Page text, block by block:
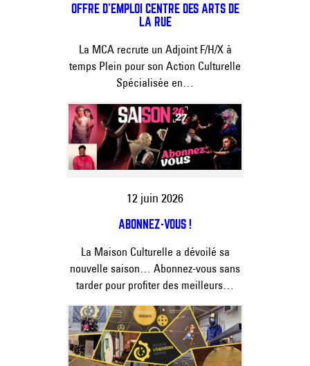
OFFRE D’EMPLOI CENTRE DES ARTS DE
LA RUE
La MCA recrute un Adjoint F/H/X à
temps Plein pour son Action Culturelle
Spécialisée en…
12 juin 2026
ABONNEZ-VOUS !
La Maison Culturelle a dévoilé sa
nouvelle saison… Abonnez-vous sans
tarder pour profiter des meilleurs…